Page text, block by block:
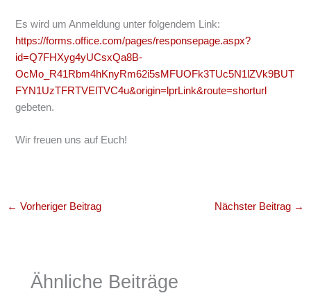
Es wird um Anmeldung unter folgendem Link:
https://forms.office.com/pages/responsepage.aspx?
id=Q7FHXyg4yUCsxQa8B-
OcMo_R41Rbm4hKnyRm62i5sMFUOFk3TUc5N1lZVk9BUT
FYN1UzTFRTVElTVC4u&origin=lprLink&route=shorturl
gebeten.
Wir freuen uns auf Euch!
← Vorheriger Beitrag Nächster Beitrag →
Ähnliche Beiträge